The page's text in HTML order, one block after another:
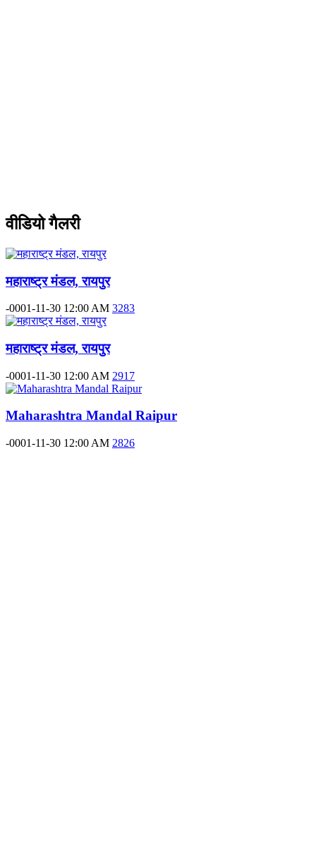
वीडियो गैलरी
महाराष्ट्र मंडल, रायपुर
-0001-11-30 12:00 AM 3283
महाराष्ट्र मंडल, रायपुर
-0001-11-30 12:00 AM 2917
Maharashtra Mandal Raipur
-0001-11-30 12:00 AM 2826